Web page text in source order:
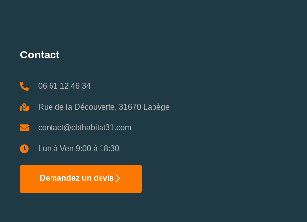
Contact
06 61 12 46 34
Rue de la Découverte, 31670 Labège
contact@cbthabitat31.com
Lun à Ven 9:00 à 18:30
Demandez un devis